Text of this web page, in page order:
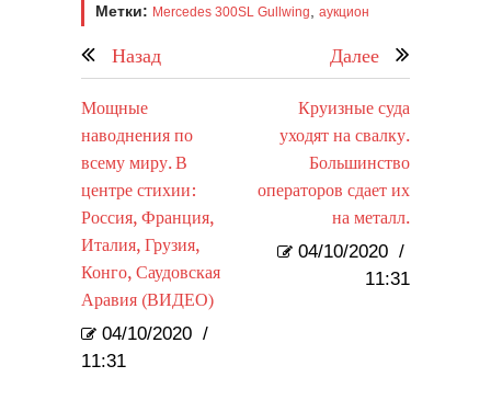
Метки: Mercedes 300SL Gullwing аукцион
Назад Далее
Мощные
наводнения по
всему миру. В
центре стихии:
Россия, Франция,
Италия, Грузия,
Конго, Саудовская
Аравия (ВИДЕО)
04/10/2020 /
11:31
Круизные суда
уходят на свалку.
Большинство
операторов сдает их
на металл.
04/10/2020 /
11:31